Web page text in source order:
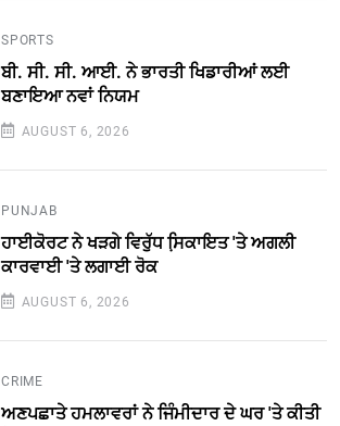
SPORTS
ਬੀ. ਸੀ. ਸੀ. ਆਈ. ਨੇ ਭਾਰਤੀ ਖਿਡਾਰੀਆਂ ਲਈ
ਬਣਾਇਆ ਨਵਾਂ ਨਿਯਮ
AUGUST 6, 2026
PUNJAB
ਹਾਈਕੋਰਟ ਨੇ ਖੜਗੇ ਵਿਰੁੱਧ ਸਿ਼ਕਾਇਤ 'ਤੇ ਅਗਲੀ
ਕਾਰਵਾਈ 'ਤੇ ਲਗਾਈ ਰੋਕ
AUGUST 6, 2026
CRIME
ਅਣਪਛਾਤੇ ਹਮਲਾਵਰਾਂ ਨੇ ਜਿੰਮੀਦਾਰ ਦੇ ਘਰ 'ਤੇ ਕੀਤੀ